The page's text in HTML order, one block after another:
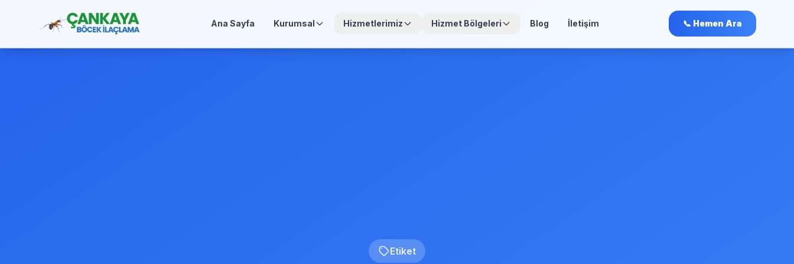
Ana Sayfa Kurumsal Hizmetlerimiz Hizmet Bölgeleri Blog İletişim 📞 Hemen Ara
Etiket